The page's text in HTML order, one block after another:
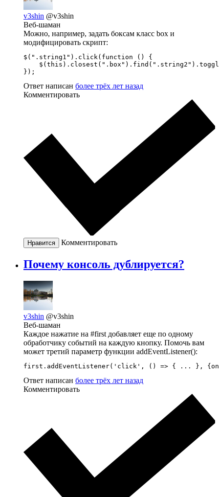
v3shin @v3shin
Веб-шаман
Можно, например, задать боксам класс box и
модифицировать скрипт:
$(".string1").click(function () {
});
Ответ написан более трёх лет назад
Комментировать
Нравится Комментировать
Почему консоль дублируется?
v3shin @v3shin
Веб-шаман
Каждое нажатие на #first добавляет еще по одному
обработчику событий на каждую кнопку. Помочь вам
может третий параметр функции addEventListener():
first.addEventListener('click', () => { ... },
Ответ написан более трёх лет назад
Комментировать